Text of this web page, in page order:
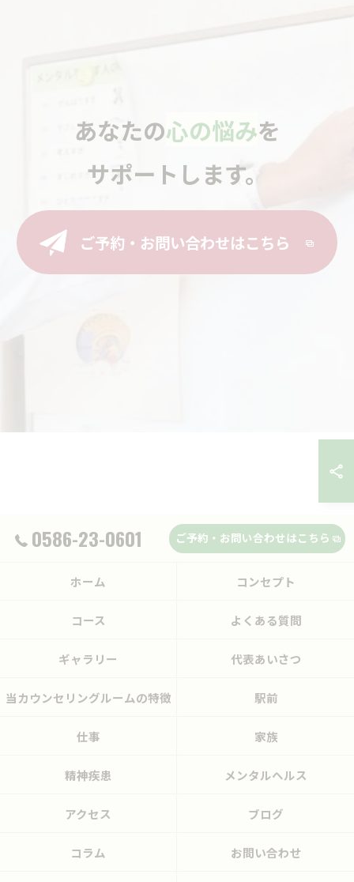
あなたの心の悩みを
サポートします。
ご予約・お問い合わせはこちら
0586-23-0601 ご予約・お問い合わせはこちら
ホーム コンセプト
コース よくある質問
ギャラリー 代表あいさつ
当カウンセリングルームの特徴 駅前
仕事 家族
精神疾患 メンタルヘルス
アクセス ブログ
コラム お問い合わせ